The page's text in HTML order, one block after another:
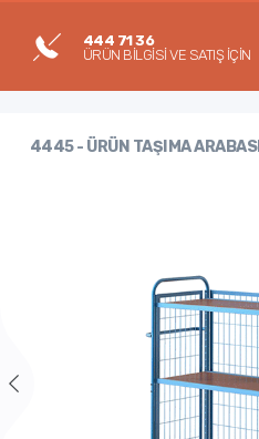
444 71 36
ÜRÜN BİLGİSİ VE SATIŞ İÇİN
4445 - ÜRÜN TAŞIMA ARABASI